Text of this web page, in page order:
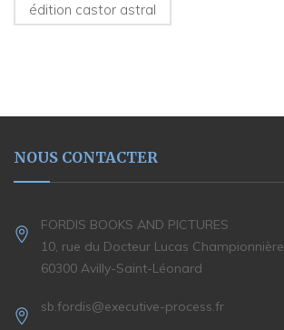
édition castor astral
NOUS CONTACTER
FORDIS BOOKS AND PICTURES
10, rue du Docteur Lucas Championnière
60300 Avilly-Saint-Léonard
sb.fordis@executive-process.fr